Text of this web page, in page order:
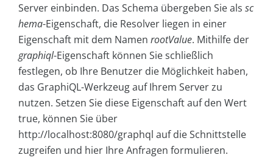
Server einbinden. Das Schema übergeben Sie als sc
hema-Eigenschaft, die Resolver liegen in einer
Eigenschaft mit dem Namen rootValue. Mithilfe der
graphiql-Eigenschaft können Sie schließlich
festlegen, ob Ihre Benutzer die Möglichkeit haben,
das GraphiQL-Werkzeug auf Ihrem Server zu
nutzen. Setzen Sie diese Eigenschaft auf den Wert
true, können Sie über
http://localhost:8080/graphql auf die Schnittstelle
zugreifen und hier Ihre Anfragen formulieren.